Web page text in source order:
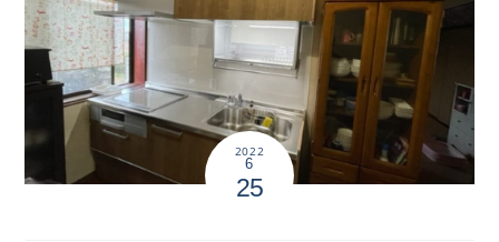
2022
6
25